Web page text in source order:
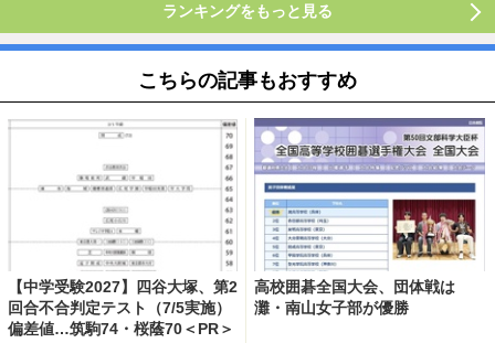
ランキングをもっと見る
こちらの記事もおすすめ
【中学受験2027】四谷大塚、第2
回合不合判定テスト（7/5実施）
偏差値…筑駒74・桜蔭70＜PR＞
高校囲碁全国大会、団体戦は
灘・南山女子部が優勝